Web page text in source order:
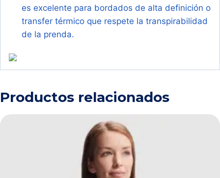
es excelente para bordados de alta definición o
transfer térmico que respete la transpirabilidad
de la prenda.
Productos relacionados